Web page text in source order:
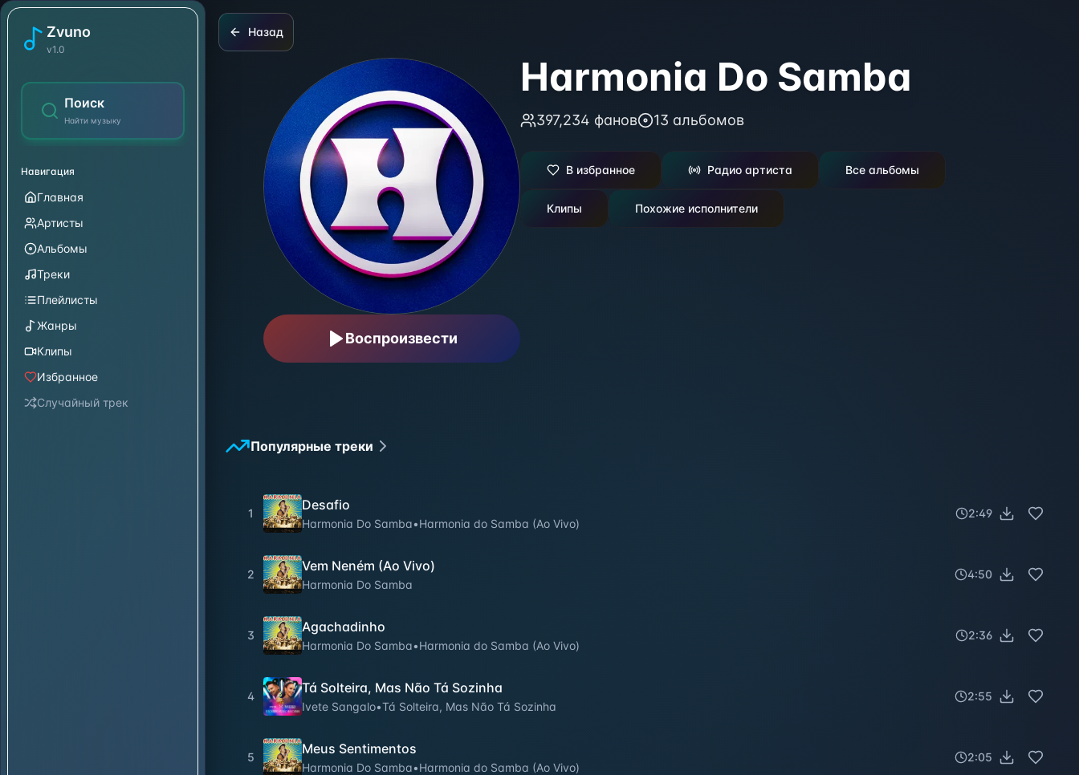
Zvuno
v1.0
Поиск
Найти музыку
Навигация
Главная
Артисты
Альбомы
Треки
Плейлисты
Жанры
Клипы
Избранное
Случайный трек
Harmonia Do Samba
Назад
Воспроизвести
Harmonia Do Samba
397,234 фанов 13 альбомов
В избранное Радио артиста Все альбомы
Клипы Похожие исполнители
Популярные треки
1
Desafio
Harmonia Do Samba•Harmonia do Samba (Ao Vivo)
2:49
2
Vem Neném (Ao Vivo)
Harmonia Do Samba
4:50
3
Agachadinho
Harmonia Do Samba•Harmonia do Samba (Ao Vivo)
2:36
4
Tá Solteira, Mas Não Tá Sozinha
Ivete Sangalo•Tá Solteira, Mas Não Tá Sozinha
2:55
5
Meus Sentimentos
Harmonia Do Samba•Harmonia do Samba (Ao Vivo)
2:05